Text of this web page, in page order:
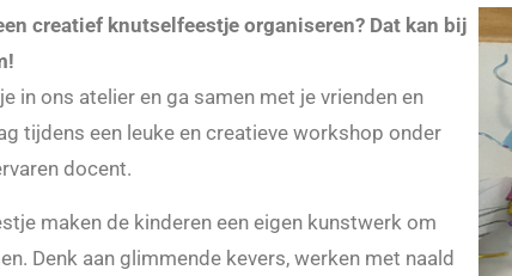
creatief knutselfeestje organiseren? Dat kan bij
in ons atelier en ga samen met je vrienden en
tijdens een leuke en creatieve workshop onder
docent.
maken de kinderen een eigen kunstwerk om
Denk aan glimmende kevers, werken met naald